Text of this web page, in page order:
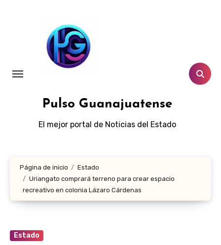
Pulso Guanajuatense
El mejor portal de Noticias del Estado
Página de inicio
Estado
Uriangato comprará terreno para crear espacio
recreativo en colonia Lázaro Cárdenas
Estado